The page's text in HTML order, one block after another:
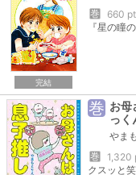
完結
巻
660 pt
巻 お母
っく
やま
巻
1,320